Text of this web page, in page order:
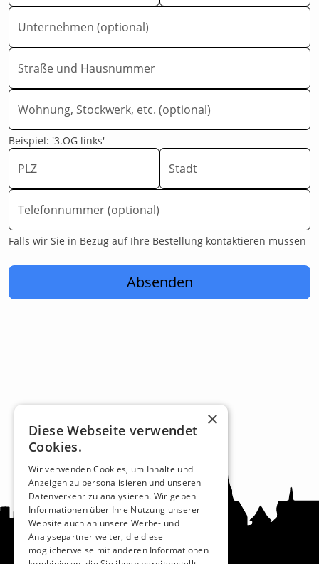
Unternehmen (optional)
Straße und Hausnummer
Wohnung, Stockwerk, etc. (optional)
Beispiel: '3.OG links'
PLZ Stadt
Telefonnummer (optional)
Falls wir Sie in Bezug auf Ihre Bestellung kontaktieren müssen
Absenden
×
Diese Webseite verwendet
Cookies.
Wir verwenden Cookies, um Inhalte und
Anzeigen zu personalisieren und unseren
Datenverkehr zu analysieren. Wir geben
Informationen über Ihre Nutzung unserer
Website auch an unsere Werbe- und
Analysepartner weiter, die diese
möglicherweise mit anderen Informationen